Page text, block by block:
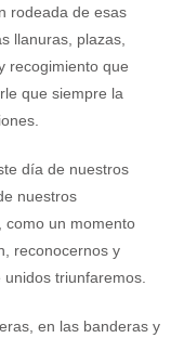
rodeada de esas
llanuras, plazas,
recogimiento que
que siempre la
día de nuestros
nuestros
como un momento
reconocernos y
triunfaremos.
en las banderas y